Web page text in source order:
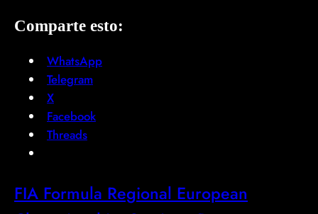
Comparte esto:
WhatsApp
Telegram
X
Facebook
Threads
FIA Formula Regional European